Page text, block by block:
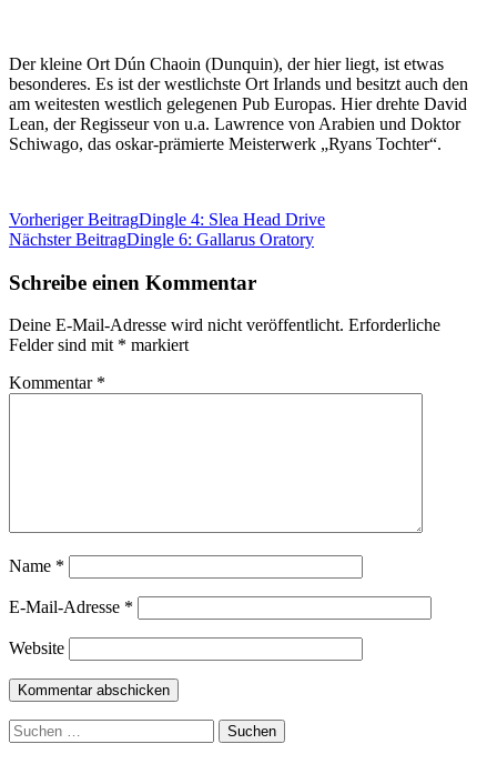
Der kleine Ort Dún Chaoin (Dunquin), der hier liegt, ist etwas
besonderes. Es ist der westlichste Ort Irlands und besitzt auch den
am weitesten westlich gelegenen Pub Europas. Hier drehte David
Lean, der Regisseur von u.a. Lawrence von Arabien und Doktor
Schiwago, das oskar-prämierte Meisterwerk „Ryans Tochter“.
Beitragsnavigation
Vorheriger BeitragDingle 4: Slea Head Drive
Nächster BeitragDingle 6: Gallarus Oratory
Schreibe einen Kommentar
Deine E-Mail-Adresse wird nicht veröffentlicht. Erforderliche
Felder sind mit * markiert
Kommentar *
Name *
E-Mail-Adresse *
Website
Suchen
nach: